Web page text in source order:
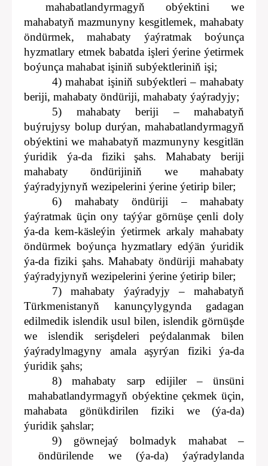
mahabatlandyrmagyň obýektini we
mahabatyň mazmunyny kesgitlemek, mahabaty
öndürmek, mahabaty ýaýratmak boýunça
hyzmatlary etmek babatda işleri ýerine ýetirmek
boýunça mahabat işiniň subýektleriniň işi;
4) mahabat işiniň subýektleri – mahabaty
beriji, mahabaty öndüriji, mahabaty ýaýradyjy;
5) mahabaty beriji – mahabatyň
buýrujysy bolup durýan, mahabatlandyrmagyň
obýektini we mahabatyň mazmunyny kesgitlän
ýuridik ýa-da fiziki şahs. Mahabaty beriji
mahabaty öndürijiniň we mahabaty
ýaýradyjynyň wezipelerini ýerine ýetirip biler;
6) mahabaty öndüriji – mahabaty
ýaýratmak üçin ony taýýar görnüşe çenli doly
ýa-da kem-käsleýin ýetirmek arkaly mahabaty
öndürmek boýunça hyzmatlary edýän ýuridik
ýa-da fiziki şahs. Mahabaty öndüriji mahabaty
ýaýradyjynyň wezipelerini ýerine ýetirip biler;
7) mahabaty ýaýradyjy – mahabatyň
Türkmenistanyň kanunçylygynda gadagan
edilmedik islendik usul bilen, islendik görnüşde
we islendik serişdeleri peýdalanmak bilen
ýaýradylmagyny amala aşyrýan fiziki ýa-da
ýuridik şahs;
8) mahabaty sarp edijiler – ünsüni
mahabatlandyrmagyň obýektine çekmek üçin,
mahabata gönükdirilen fiziki we (ýa-da)
ýuridik şahslar;
9) göwnejaý bolmadyk mahabat –
öndürilende we (ýa-da) ýaýradylanda